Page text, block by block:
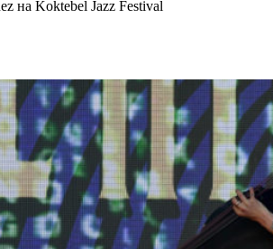
на Koktebel Jazz Festival